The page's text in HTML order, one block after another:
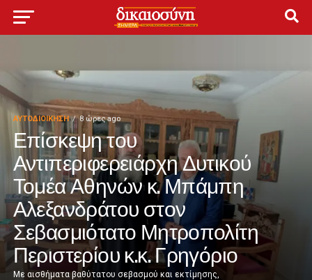
ΑΥΤΟΔΙΟΊΚΗΣΗ 8 ώρες ago
Επίσκεψη του
Αντιπεριφερειάρχη Δυτικού
Τομέα Αθηνών κ. Μπάμπη
Αλεξανδράτου στον
Σεβασμιότατο Μητροπολίτη
Περιστερίου κ.κ. Γρηγόριο
Με αισθήματα βαθύτατου σεβασμού και εκτίμησης,